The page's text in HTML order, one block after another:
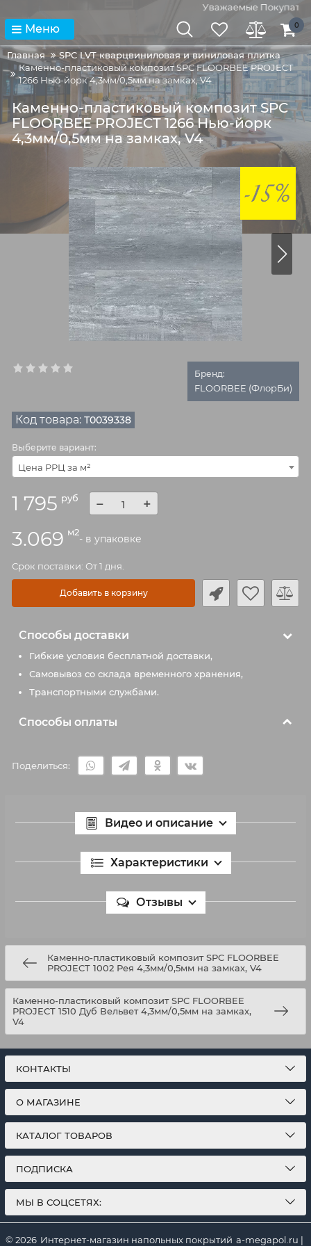
Уважаемые
Меню 0
Главная
SPC LVT кварцвиниловая и виниловая плитка
Каменно-пластиковый композит SPC FLOORBEE PROJECT
1266 Нью-йорк 4,3мм/0,5мм на замках, V4
Каменно-пластиковый композит SPC
FLOORBEE PROJECT 1266 Нью-йорк
4,3мм/0,5мм на замках, V4
Бренд:
FLOORBEE (ФлорБи)
Код товара: Т0039338
Выберите вариант:
Цена РРЦ за м²
1 795 руб − +
3.069 м2
- в упаковке
Срок поставки: От 1 дня.
Добавить в корзину
Способы доставки
Гибкие условия бесплатной доставки,
Самовывоз со склада временного хранения,
Транспортными службами.
Способы оплаты
Поделиться:
Видео и описание
Характеристики
Отзывы
Каменно-пластиковый композит SPC FLOORBEE
PROJECT 1002 Рея 4,3мм/0,5мм на замках, V4
Каменно-пластиковый композит SPC FLOORBEE
PROJECT 1510 Дуб Вельвет 4,3мм/0,5мм на замках,
V4
КОНТАКТЫ
О МАГАЗИНЕ
КАТАЛОГ ТОВАРОВ
ПОДПИСКА
МЫ В СОЦСЕТЯХ:
© 2026 Интернет-магазин напольных покрытий a-megapol.ru |